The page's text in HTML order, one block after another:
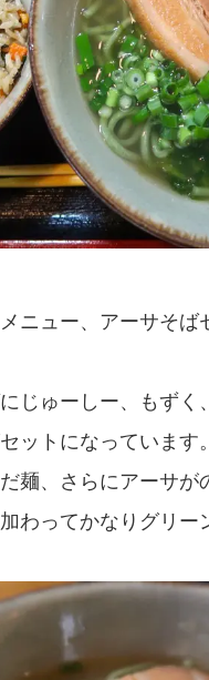
ニュー、アーサそば
じゅーしー、もずく
ットになっています
麺、さらにアーサが
わってかなりグリー